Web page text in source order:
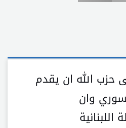
حزب اللّٰه ان يقدم
وان